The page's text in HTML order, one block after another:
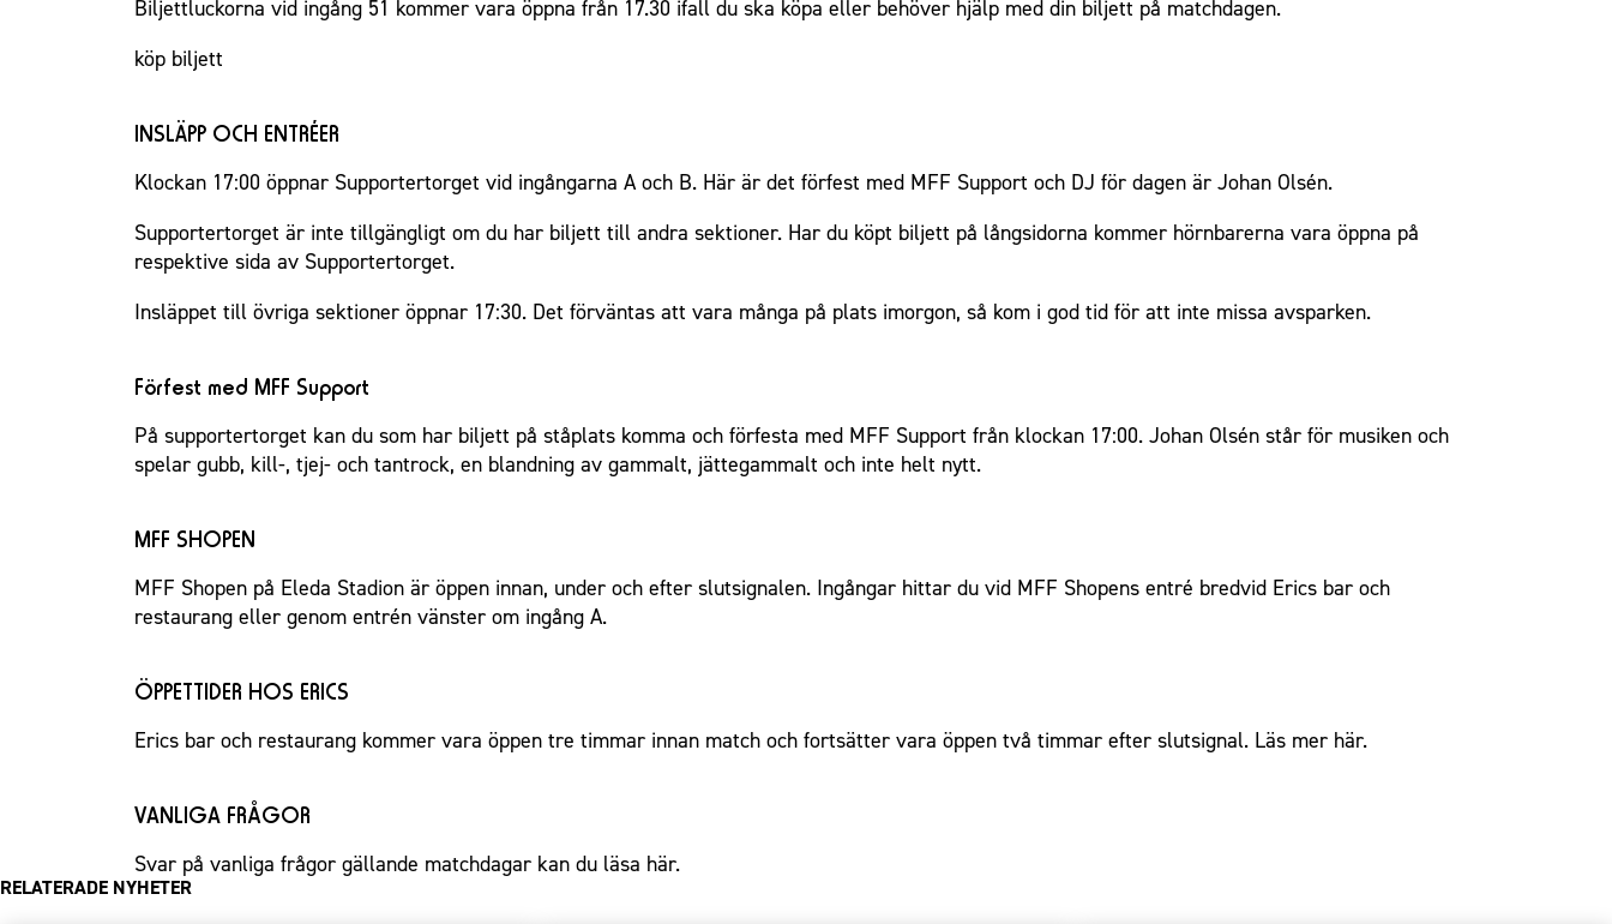
Biljettluckorna vid ingång 51 kommer vara öppna från 17.30 ifall du ska köpa eller behöver hjälp med din biljett på matchdagen.
köp biljett
INSLÄPP OCH ENTRÉER
Klockan 17:00 öppnar Supportertorget vid ingångarna A och B. Här är det förfest med MFF Support och DJ för dagen är Johan Olsén.
Supportertorget är inte tillgängligt om du har biljett till andra sektioner. Har du köpt biljett på långsidorna kommer hörnbarerna vara öppna på
respektive sida av Supportertorget.
Insläppet till övriga sektioner öppnar 17:30. Det förväntas att vara många på plats imorgon, så kom i god tid för att inte missa avsparken.
Förfest med MFF Support
På supportertorget kan du som har biljett på ståplats komma och förfesta med MFF Support från klockan 17:00. Johan Olsén står för musiken och
spelar gubb, kill-, tjej- och tantrock, en blandning av gammalt, jättegammalt och inte helt nytt.
MFF SHOPEN
MFF Shopen på Eleda Stadion är öppen innan, under och efter slutsignalen. Ingångar hittar du vid MFF Shopens entré bredvid Erics bar och
restaurang eller genom entrén vänster om ingång A.
ÖPPETTIDER HOS ERICS
Erics bar och restaurang kommer vara öppen tre timmar innan match och fortsätter vara öppen två timmar efter slutsignal. Läs mer här.
VANLIGA FRÅGOR
Svar på vanliga frågor gällande matchdagar kan du läsa här.
RELATERADE NYHETER